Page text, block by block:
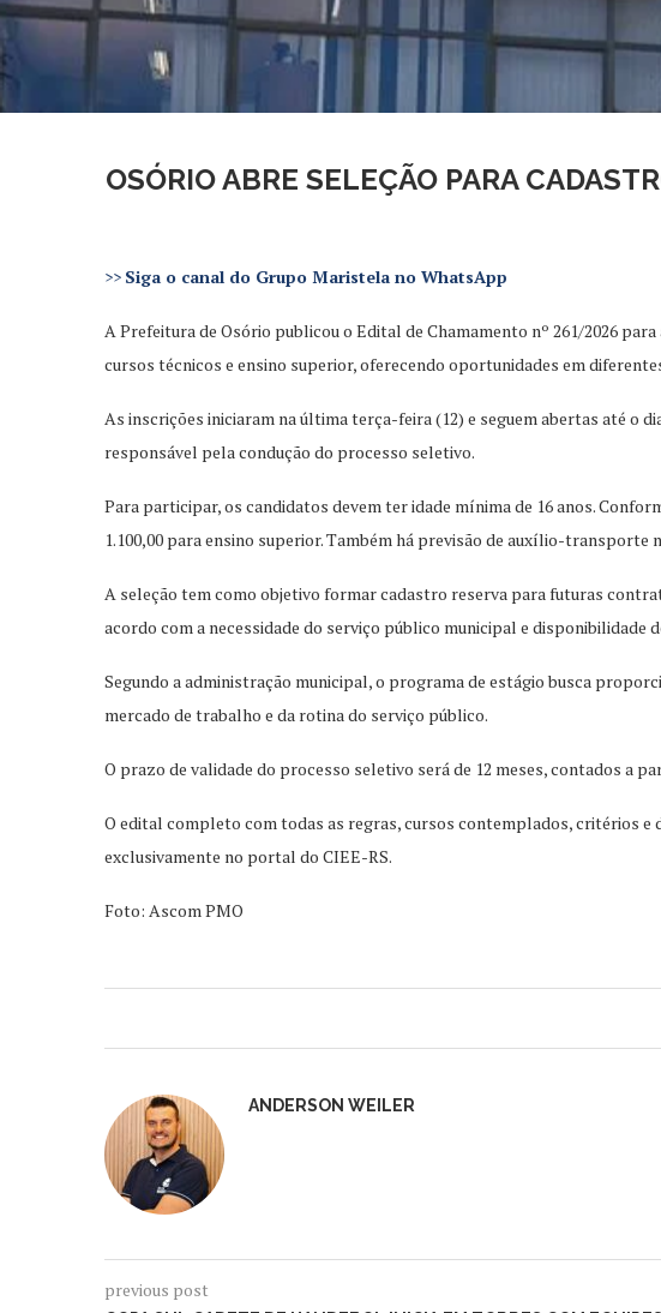
OSÓRIO ABRE SELEÇÃO PARA
>> Siga o canal do Grupo Maristela no WhatsApp
A Prefeitura de Osório publicou o Edital de Chamamento nº 261/2026
cursos técnicos e ensino superior, oferecendo oportunidades em
As inscrições iniciaram na última terça-feira (12) e seguem abertas até o
responsável pela condução do processo seletivo.
Para participar, os candidatos devem ter idade mínima de 16 anos.
1.100,00 para ensino superior. Também há previsão de auxílio-transporte
A seleção tem como objetivo formar cadastro reserva para futuras
acordo com a necessidade do serviço público municipal e
Segundo a administração municipal, o programa de estágio busca
mercado de trabalho e da rotina do serviço público.
O prazo de validade do processo seletivo será de 12 meses, contados a
O edital completo com todas as regras, cursos contemplados, critérios
exclusivamente no portal do CIEE-RS.
Foto: Ascom PMO
ANDERSON WEILER
previous post